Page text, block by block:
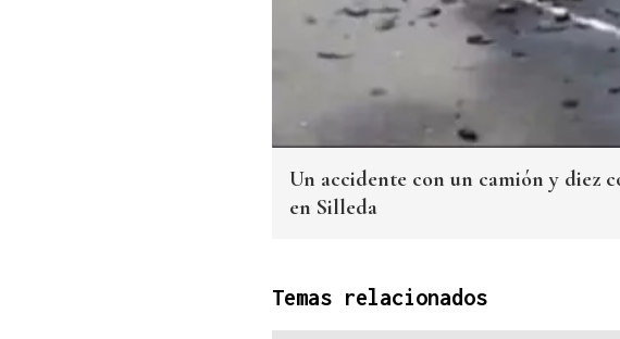
Un accidente con un camión y diez
en Silleda
Temas relacionados